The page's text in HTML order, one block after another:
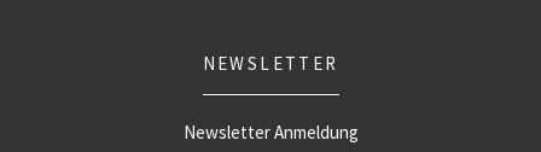
NEWSLETTER
Newsletter Anmeldung